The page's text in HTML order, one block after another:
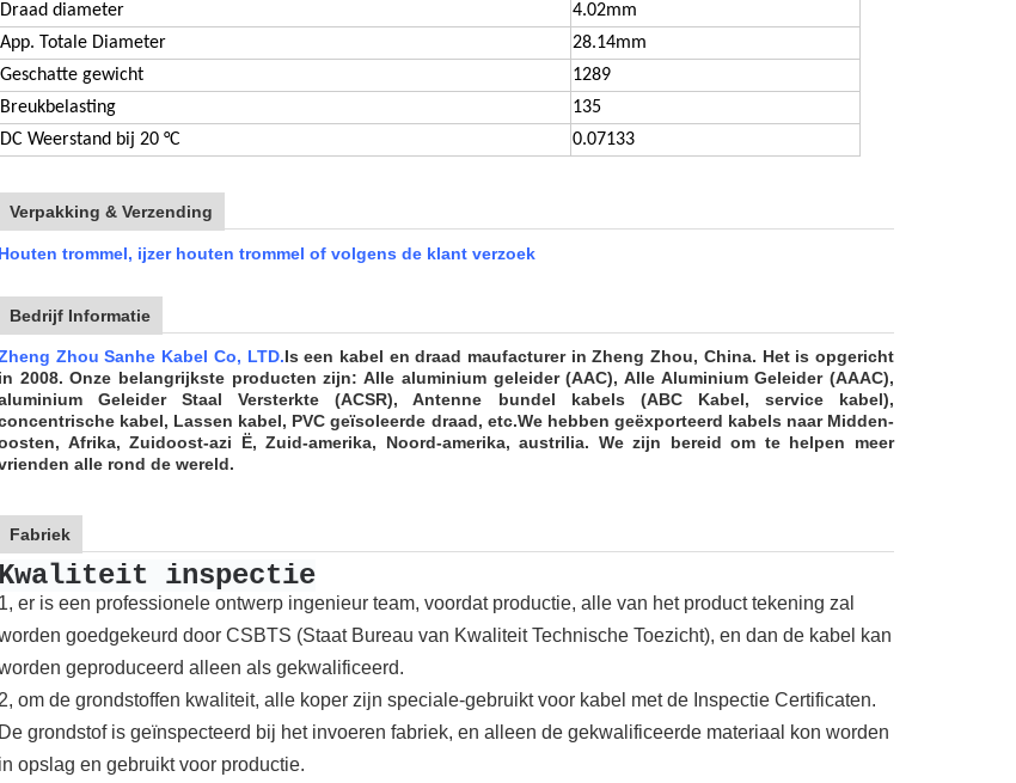
Draad diameter
4.02mm
App. Totale Diameter
28.14mm
Geschatte gewicht
1289
Breukbelasting
135
DC Weerstand bij 20 °C
0.07133
Verpakking & Verzending
Houten trommel, ijzer houten trommel of volgens de klant verzoek
Bedrijf Informatie
Zhou Sanhe Kabel Co, LTD.Is een kabel en draad maufacturer in Zheng Zhou, China. Het is opgericht
in 2008. Onze belangrijkste producten zijn: Alle aluminium geleider (AAC), Alle Aluminium Geleider (AAAC),
Geleider Staal Versterkte (ACSR), Antenne bundel kabels (ABC Kabel, service kabel),
kabel, Lassen kabel, PVC geïsoleerde draad, etc.We hebben geëxporteerd kabels naar Midden-
Afrika, Zuidoost-azi Ë, Zuid-amerika, Noord-amerika, austrilia. We zijn bereid om te helpen meer
alle rond de wereld.
Fabriek
Kwaliteit inspectie
1, er is een professionele ontwerp ingenieur team, voordat productie, alle van het product tekening zal
goedgekeurd door CSBTS (Staat Bureau van Kwaliteit Technische Toezicht), en dan de kabel kan
geproduceerd alleen als gekwalificeerd.
2, om de grondstoffen kwaliteit, alle koper zijn speciale-gebruikt voor kabel met de Inspectie Certificaten.
De grondstof is geïnspecteerd bij het invoeren fabriek, en alleen de gekwalificeerde materiaal kon worden
in opslag en gebruikt voor productie.